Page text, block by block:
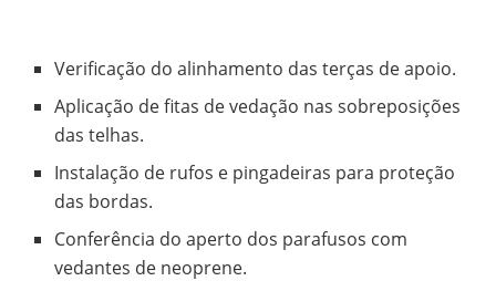
Verificação do alinhamento das terças de apoio.
Aplicação de fitas de vedação nas sobreposições
das telhas.
Instalação de rufos e pingadeiras para proteção
das bordas.
Conferência do aperto dos parafusos com
vedantes de neoprene.